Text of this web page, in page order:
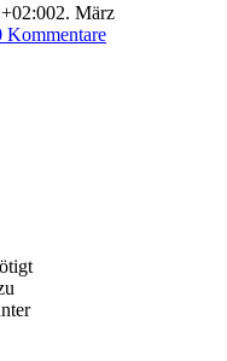
2. März
Kommentare